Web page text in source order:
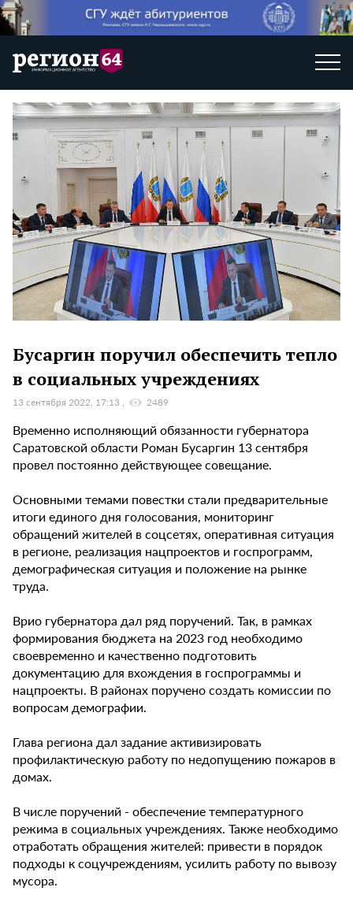
Бусаргин поручил обеспечить тепло
в социальных учреждениях
13 сентября 2022, 17:13 2489
Временно исполняющий обязанности губернатора
Саратовской области Роман Бусаргин 13 сентября
провел постоянно действующее совещание.
Основными темами повестки стали предварительные
итоги единого дня голосования, мониторинг
обращений жителей в соцсетях, оперативная ситуация
в регионе, реализация нацпроектов и госпрограмм,
демографическая ситуация и положение на рынке
труда.
Врио губернатора дал ряд поручений. Так, в рамках
формирования бюджета на 2023 год необходимо
своевременно и качественно подготовить
документацию для вхождения в госпрограммы и
нацпроекты. В районах поручено создать комиссии по
вопросам демографии.
Глава региона дал задание активизировать
профилактическую работу по недопущению пожаров в
домах.
В числе поручений - обеспечение температурного
режима в социальных учреждениях. Также необходимо
отработать обращения жителей: привести в порядок
подходы к соцучреждениям, усилить работу по вывозу
мусора.